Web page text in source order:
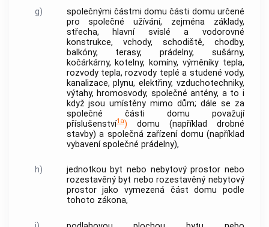
g) společnými částmi domu části domu určené
pro společné užívání, zejména základy,
střecha, hlavní svislé a vodorovné
konstrukce, vchody, schodiště, chodby,
balkóny, terasy, prádelny, sušárny,
kočárkárny, kotelny, komíny, výměníky tepla,
rozvody tepla, rozvody teplé a studené vody,
kanalizace, plynu, elektřiny, vzduchotechniky,
výtahy, hromosvody, společné antény, a to i
když jsou umístěny mimo dům; dále se za
společné části domu považují
příslušenství1a) domu (například drobné
stavby) a společná zařízení domu (například
vybavení společné prádelny),
h) jednotkou byt nebo nebytový prostor nebo
rozestavěný byt neborozestavěný nebytový
prostorjako vymezená část domu podle
tohoto zákona,